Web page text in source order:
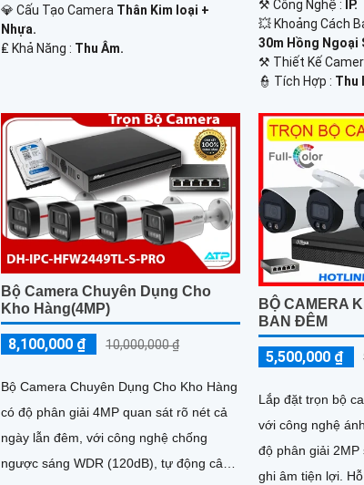
💎 Cấu Tạo Camera Thân Kim loại +
Nhựa.
️₤ Khả Năng : Thu Âm.
⚒ Công Nghệ : IP.
💥 Khoảng Cách
30m Hồng Ngoại
⚒ Thiết Kế
️👮 Tích Hợp : Thu
Bộ Camera Chuyên Dụng Cho
Kho Hàng(4MP)
8,100,000 ₫ 10,000,000 ₫
Bộ Camera Chuyên Dụng Cho Kho Hàng
có độ phân giải 4MP quan sát rõ nét cả
ngày lẫn đêm, với công nghệ chống
ngược sáng WDR (120dB), tự động cân
BỘ CAMERA
BAN ĐÊM
5,500,000 ₫
Lắp đặt trọn bộ
với công nghệ
độ phân giải
ghi âm tiện lợi. Hỗ trợ hồng ngoại 30m